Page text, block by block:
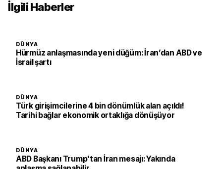
İlgili Haberler
DÜNYA
Hürmüz anlaşmasında yeni düğüm: İran’dan ABD ve
İsrail şartı
DÜNYA
Türk girişimcilerine 4 bin dönümlük alan açıldı!
Tarihi bağlar ekonomik ortaklığa dönüşüyor
DÜNYA
ABD Başkanı Trump'tan İran mesajı: Yakında